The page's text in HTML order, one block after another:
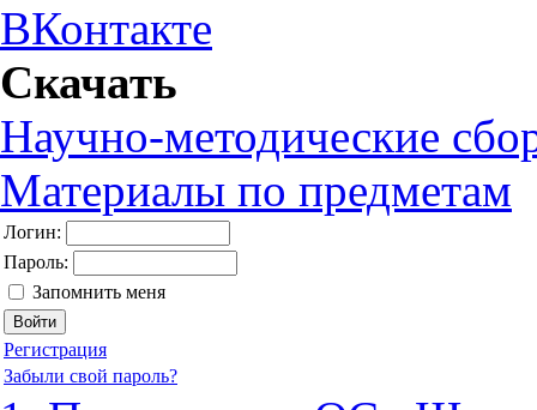
ВКонтакте
Скачать
Научно-методические
Материалы по предметам
Логин:
Пароль:
Запомнить меня
Регистрация
Забыли свой пароль?